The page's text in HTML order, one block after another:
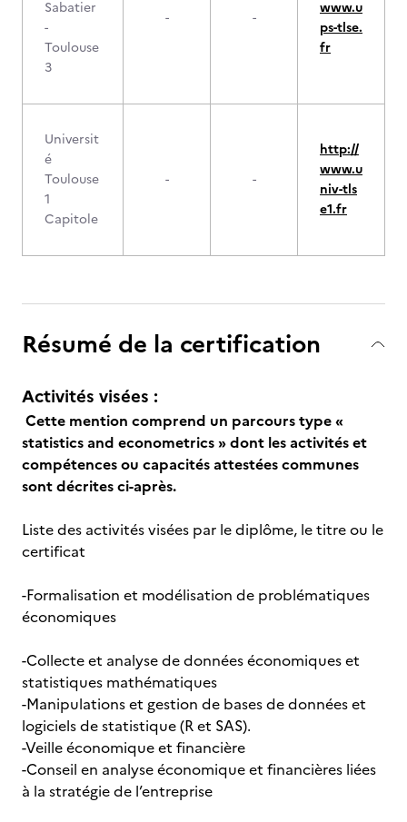
Sabatier
-
Toulouse
3
- -
www.u
ps-tlse.
fr
Universit
é
Toulouse
1
Capitole
- -
http://
www.u
niv-tls
e1.fr
Résumé de la certification
Activités visées :
Cette mention comprend un parcours type «
statistics and econometrics » dont les activités et
compétences ou capacités attestées communes
sont décrites ci-après.
Liste des activités visées par le diplôme, le titre ou le
certificat
-Formalisation et modélisation de problématiques
économiques
-Collecte et analyse de données économiques et
statistiques mathématiques
-Manipulations et gestion de bases de données et
logiciels de statistique (R et SAS).
-Veille économique et financière
-Conseil en analyse économique et financières liées
à la stratégie de l’entreprise